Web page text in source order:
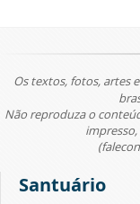
Os textos, fotos, artes
Não reproduza o
Santuário